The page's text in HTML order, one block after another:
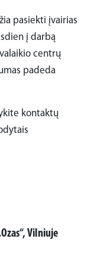
pasiekti įvairias
į darbą
centrų
padeda
kontaktų
Vilniuje